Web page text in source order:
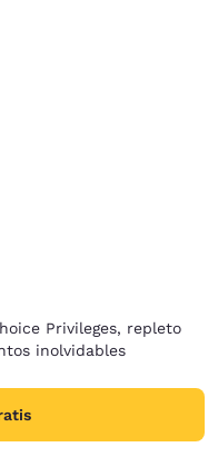
Privileges, repleto
inolvidables